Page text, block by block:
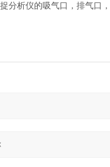
析仪的吸气口，排气口